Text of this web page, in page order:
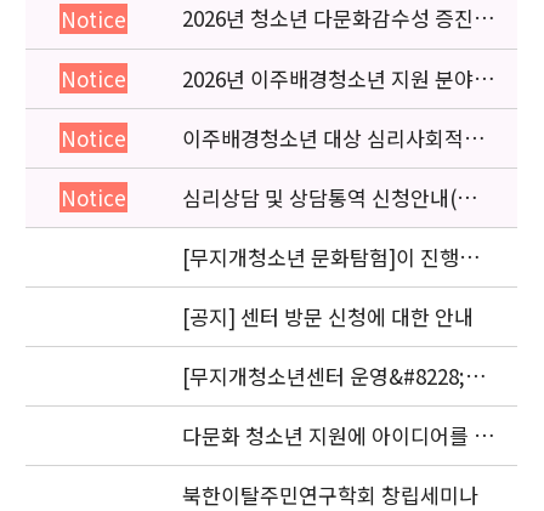
Notice
2026년 청소년 다문화감수성 증진
프로그램 「다가감」신청기관 안내
Notice
2026년 이주배경청소년 지원 분야
종사자 역량강화 교육 일정 안내
Notice
이주배경청소년 대상 심리사회적응
검사 연수동영상 개편 안내
Notice
심리상담 및 상담통역 신청안내(의뢰
서첨부)
[무지개청소년 문화탐험]이 진행됩
니다.
[공지] 센터 방문 신청에 대한 안내
[무지개청소년센터 운영&#8228;자
문위원회 회의] 개최
다문화 청소년 지원에 아이디어를 제
안해 주세요.
북한이탈주민연구학회 창립세미나